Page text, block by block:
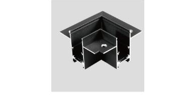
Doporučujeme